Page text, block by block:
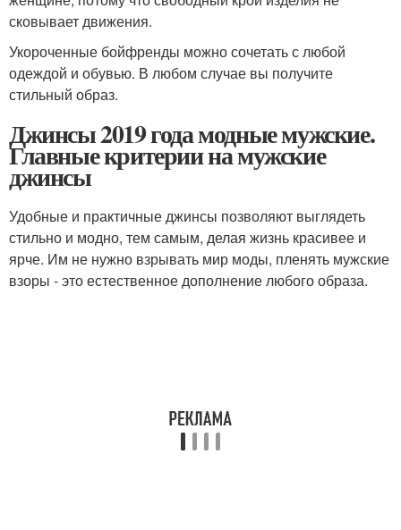
сковывает движения.
Укороченные бойфренды можно сочетать с любой
одеждой и обувью. В любом случае вы получите
стильный образ.
Джинсы 2019 года модные мужские.
Главные критерии на мужские
джинсы
Удобные и практичные джинсы позволяют выглядеть
стильно и модно, тем самым, делая жизнь красивее и
ярче. Им не нужно взрывать мир моды, пленять мужские
взоры - это естественное дополнение любого образа.